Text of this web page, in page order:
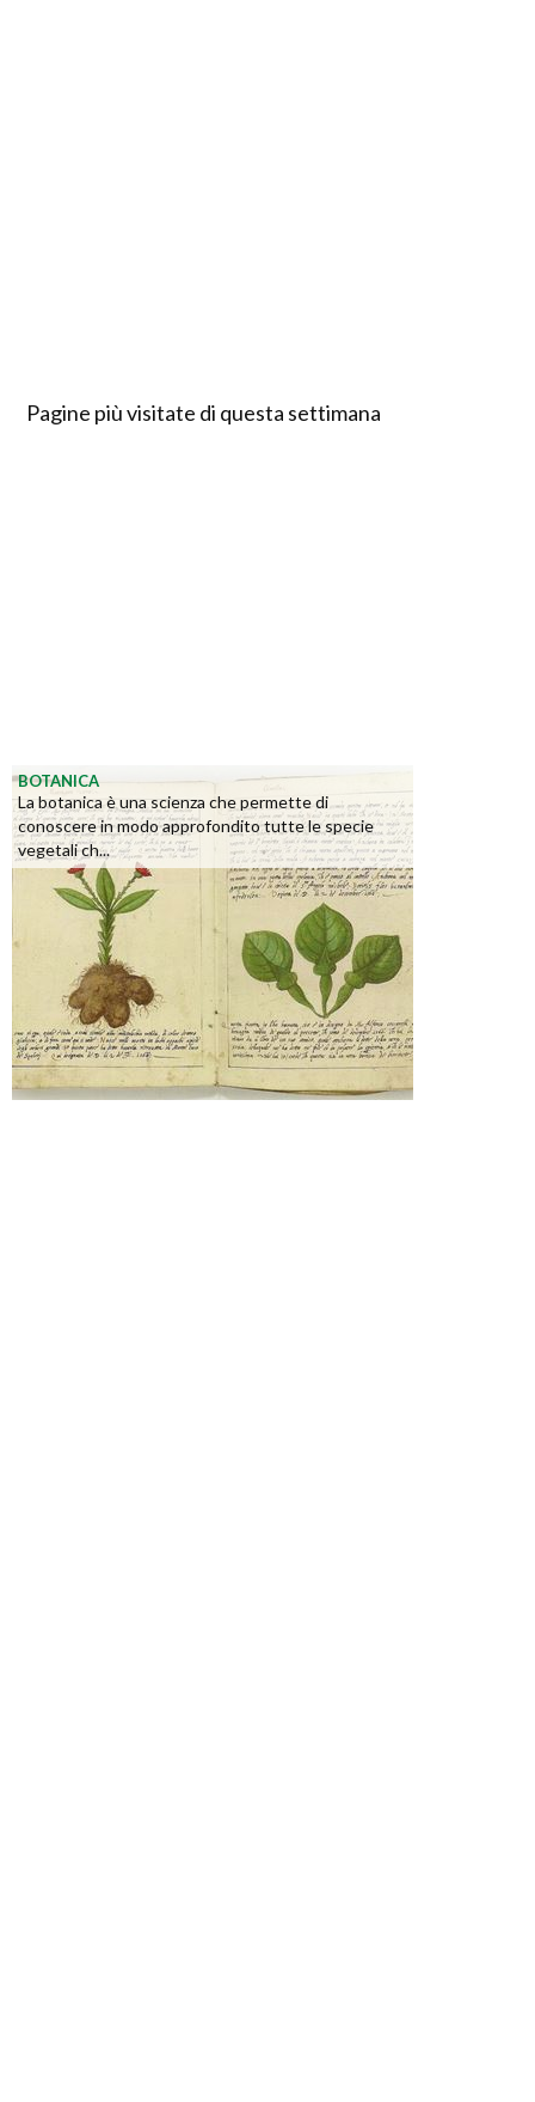
Pagine più visitate di questa settimana
BOTANICA
La botanica è una scienza che permette di
conoscere in modo approfondito tutte le specie
vegetali ch...